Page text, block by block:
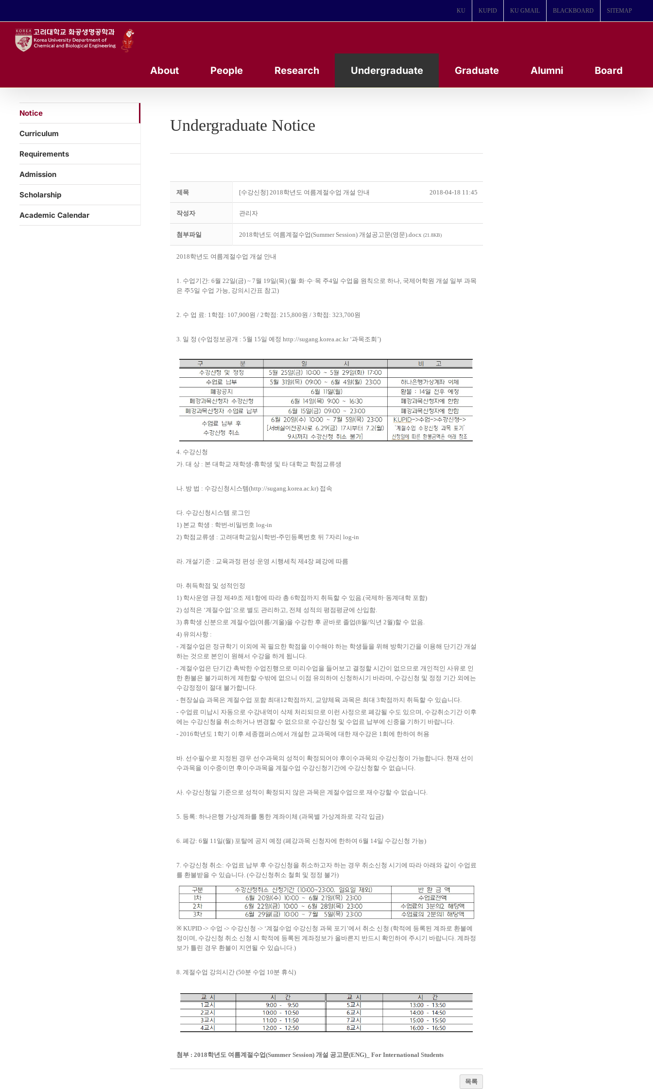
KU KUPID KU GMAIL BLACKBOARD SITEMAP
About People Research Undergraduate Graduate Alumni Board
Undergraduate Notice
제목 [수강신청] 2018학년도 여름계절수업 개설 안내 2018-04-18 11:45
작성자 관리자
첨부파일 2018학년도 여름계절수업(Summer Session) 개설공고문(영문).docx (21.8KB)
2018학년도 여름계절수업 개설 안내
1. 수업기간: 6월 22일(금) ~ 7월 19일(목) (월 ·화·수·목 주4일 수업을 원칙으로 하나, 국제어학원 개설 일부 과목
은 주5일 수업 가능 강의시간표 참고)
2. 수 업 료 : 1 학점 : 107,900원 / 2학점 : 215,800원 / 3학점 : 323,700원
3. 일 정 (수업정보공개 : 5월 15일 예정 http://sugang.korea.ac.kr‘과목조회 ’)
4. 수강신청
가. 대 상 : 본 대학교 재학생 ‧휴학생 및 타 대학교 학점교류생
나. 방 법 : 수강신청시스템(http://sugang.korea.ac.kr) 접속
다. 수강신청시스템 로그인
1) 본교 학생 : 학번-비밀번호 log-in
2) 학점교류생 : 고려대학교임시학번-주민등록번호 뒤 7자리 log-in
라. 개설기준 : 교육과정 편성 ·운영 시행세칙 제4장 폐강에 따름
마. 취득학점 및 성적인정
1) 학사운영 규정 제49조 제 1 항에 따라 총 6학점까지 취득할 수 있음 .(국제하·동계대학 포함)
2) 성적은 ‘계절수업 ’ 으로 별도 관리하고 전체 성적의 평점평균에 산입함.
3) 휴학생 신분으로 계절수업(여름/겨울)을 수강한 후 곧바로 졸업(8월/익년 2월)할 수 없음
4) 유의사항 :
- 계절수업은 정규학기 이외에 꼭 필요한 학점을 이수해야 하는 학생들을 위해 방학기간을 이용해 단기간 개설
하는 것으로 본인이 원해서 수강을 하게 됩니다.
- 계절수업은 단기간 촉박한 수업진행으로 미리수업을 들어보고 결정할 시간이 없으므로 개인적인 사유로 인
한 환불은 불가피하게 제한할 수밖에 없으니 이점 유의하여 신청하시기 바라며 수강신청 및 정정 기간 외에는
수강정정이 절대 불가합니다.
- 현장실습 과목은 계절수업 포함 최대 12학점까지 교양체육 과목은 최대 3학점까지 취득할 수 있습니다.
- 수업료 미납시 자동으로 수강내역이 삭제 처리되므로 이런 사정으로 폐강될 수도 있으며 수강취소기간 이후
에는 수강신청을 취소하거나 변경할 수 없으므로 수강신청 및 수업료 납부에 신중을 기하기 바랍니다.
- 2016학년도 1 학기 이후 세종캠퍼스에서 개설한 교과목에 대한 재수강은 1 회에 한하여 허용
바. 선수필수로 지정된 경우 선수과목의 성적이 확정되어야 후이수과목의 수강신청이 가능합니다. 현재 선이
수과목을 이수중이면 후이수과목을 계절수업 수강신청기간에 수강신청할 수 없습니다.
사. 수강신청일 기준으로 성적이 확정되지 않은 과목은 계절수업으로 재수강할 수 없습니다.
5. 등록: 하나은행 가상계좌를 통한 계좌이체 (과목별 가상계좌로 각각 입금)
6. 폐강: 6월 11 일(월) 포탈에 공지 예정 (폐강과목 신청자에 한하여 6월 14일 수강신청 가능)
7. 수강신청 취소: 수업료 납부 후 수강신청을 취소하고자 하는 경우 취소신청 시기에 따라 아래와 같이 수업료
를 환불받을 수 있습니다. (수강신청취소 철회 및 정정 불가)
※ KUPID -> 수업 -> 수강신청 -> ‘계절수업 수강신청 과목 포기 ’에서 취소 신청 (학적에 등록된 계좌로 환불예
정이며 , 수강신청 취소 신청 시 학적에 등록된 계좌정보가 올바른지 반드시 확인하여 주시기 바랍니다. 계좌정
보가 틀린 경우 환불이 지연될 수 있습니다.)
8. 계절수업 강의시간 (50분 수업 10분 휴식)
첨부 : 2018학년도 여름계절수업(Summer Session) 개설 공고문(ENG)_ For International Students
목록
Notice
Curriculum
Requirements
Admission
Scholarship
Academic Calendar